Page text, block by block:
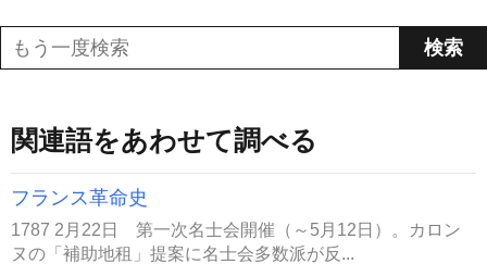
関連語をあわせて調べる
フランス革命史
1787 2月22日 第一次名士会開催（～5月12日）。カロン
ヌの「補助地租」提案に名士会多数派が反...